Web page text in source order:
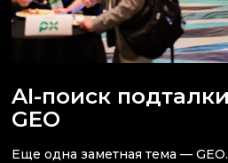
AI-поиск
GEO
Еще одна заметная тема —